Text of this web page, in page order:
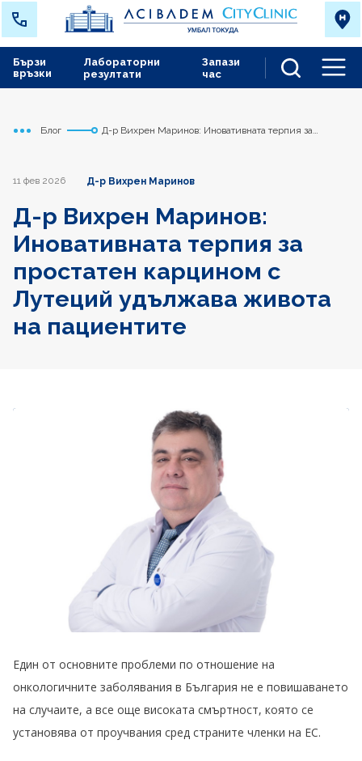
Лабораторни
резултати
Запази
час
Бързи
връзки
Начало
Токуда
Блог
Д-р Вихрен Маринов: Иновативната терпия за
11 фев 2026 Д-р Вихрен Маринов
Д-р Вихрен Маринов:
Иновативната терпия за
простатен карцином с
Лутеций удължава живота
на пациентите
Един от основните проблеми по отношение на
онкологичните заболявания в България не е повишаването
на случаите, а все още високата смъртност, която се
установява от проучвания сред страните членки на ЕС.